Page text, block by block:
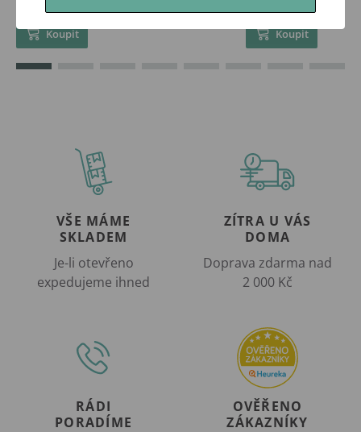
Koupit Koupit
VŠE MÁME
SKLADEM
Je-li otevřeno
expedujeme ihned
ZÍTRA U VÁS
DOMA
Doprava zdarma nad
2 000 Kč
RÁDI
PORADÍME
OVĚŘENO
ZÁKAZNÍKY